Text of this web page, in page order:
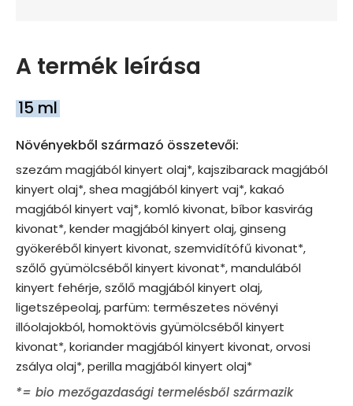
A termék leírása
15 ml
Növényekből származó összetevői:
szezám magjából kinyert olaj*, kajszibarack magjából
kinyert olaj*, shea magjából kinyert vaj*, kakaó
magjából kinyert vaj*, komló kivonat, bíbor kasvirág
kivonat*, kender magjából kinyert olaj, ginseng
gyökeréből kinyert kivonat, szemvidítófű kivonat*,
szőlő gyümölcséből kinyert kivonat*, mandulából
kinyert fehérje, szőlő magjából kinyert olaj,
ligetszépeolaj, parfüm: természetes növényi
illóolajokból, homoktövis gyümölcséből kinyert
kivonat*, koriander magjából kinyert kivonat, orvosi
zsálya olaj*, perilla magjából kinyert olaj*
*= bio mezőgazdasági termelésből származik